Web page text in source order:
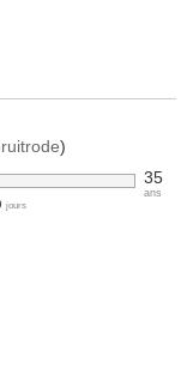
)
jours
35
ans